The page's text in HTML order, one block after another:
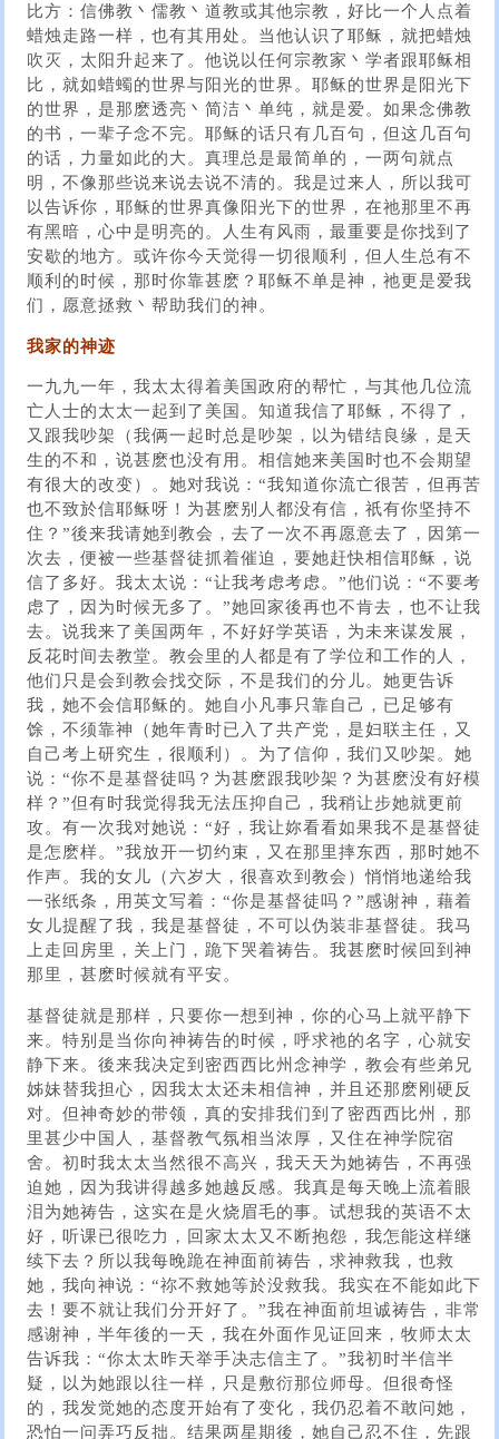
比方：信佛教丶儒教丶道教或其他宗教，好比一个人点着
蜡烛走路一样，也有其用处。当他认识了耶稣，就把蜡烛
吹灭，太阳升起来了。他说以任何宗教家丶学者跟耶稣相
比，就如蜡蠋的世界与阳光的世界。耶稣的世界是阳光下
的世界，是那麽透亮丶简洁丶单纯，就是爱。如果念佛教
的书，一辈子念不完。耶稣的话只有几百句，但这几百句
的话，力量如此的大。真理总是最简单的，一两句就点
明，不像那些说来说去说不清的。我是过来人，所以我可
以告诉你，耶稣的世界真像阳光下的世界，在祂那里不再
有黑暗，心中是明亮的。人生有风雨，最重要是你找到了
安歇的地方。或许你今天觉得一切很顺利，但人生总有不
顺利的时候，那时你靠甚麽？耶稣不单是神，祂更是爱我
们，愿意拯救丶帮助我们的神。
我家的神迹
一九九一年，我太太得着美国政府的帮忙，与其他几位流
亡人士的太太一起到了美国。知道我信了耶稣，不得了，
又跟我吵架（我俩一起时总是吵架，以为错结良缘，是天
生的不和，说甚麽也没有用。相信她来美国时也不会期望
有很大的改变）。她对我说：“我知道你流亡很苦，但再苦
也不致於信耶稣呀！为甚麽别人都没有信，祇有你坚持不
住？”後来我请她到教会，去了一次不再愿意去了，因第一
次去，便被一些基督徒抓着催迫，要她赶快相信耶稣，说
信了多好。我太太说：“让我考虑考虑。”他们说：“不要考
虑了，因为时候无多了。”她回家後再也不肯去，也不让我
去。说我来了美国两年，不好好学英语，为未来谋发展，
反花时间去教堂。教会里的人都是有了学位和工作的人，
他们只是会到教会找交际，不是我们的分儿。她更告诉
我，她不会信耶稣的。她自小凡事只靠自己，已足够有
馀，不须靠神（她年青时已入了共产党，是妇联主任，又
自己考上研究生，很顺利）。为了信仰，我们又吵架。她
说：“你不是基督徒吗？为甚麽跟我吵架？为甚麽没有好模
样？”但有时我觉得我无法压抑自己，我稍让步她就更前
攻。有一次我对她说：“好，我让妳看看如果我不是基督徒
是怎麽样。”我放开一切约束，又在那里摔东西，那时她不
作声。我的女儿（六岁大，很喜欢到教会）悄悄地递给我
一张纸条，用英文写着：“你是基督徒吗？”感谢神，藉着
女儿提醒了我，我是基督徒，不可以伪装非基督徒。我马
上走回房里，关上门，跪下哭着祷告。我甚麽时候回到神
那里，甚麽时候就有平安。
基督徒就是那样，只要你一想到神，你的心马上就平静下
来。特别是当你向神祷告的时候，呼求祂的名字，心就安
静下来。後来我决定到密西西比州念神学，教会有些弟兄
姊妹替我担心，因我太太还未相信神，并且还那麽刚硬反
对。但神奇妙的带领，真的安排我们到了密西西比州，那
里甚少中国人，基督教气氛相当浓厚，又住在神学院宿
舍。初时我太太当然很不高兴，我天天为她祷告，不再强
迫她，因为我讲得越多她越反感。我真是每天晚上流着眼
泪为她祷告，这实在是火烧眉毛的事。试想我的英语不太
好，听课已很吃力，回家太太又不断抱怨，我怎能这样继
续下去？所以我每晚跪在神面前祷告，求神救我，也救
她，我向神说：“祢不救她等於没救我。我实在不能如此下
去！要不就让我们分开好了。”我在神面前坦诚祷告，非常
感谢神，半年後的一天，我在外面作见证回来，牧师太太
告诉我：“你太太昨天举手决志信主了。”我初时半信半
疑，以为她跟以往一样，只是敷衍那位师母。但很奇怪
的，我发觉她的态度开始有了变化，我仍忍着不敢问她，
恐怕一问弄巧反拙。结果两星期後，她自己忍不住，先跟